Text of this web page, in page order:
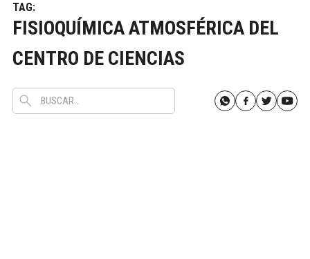
TAG:
FISIOQUÍMICA ATMOSFÉRICA DEL
CENTRO DE CIENCIAS